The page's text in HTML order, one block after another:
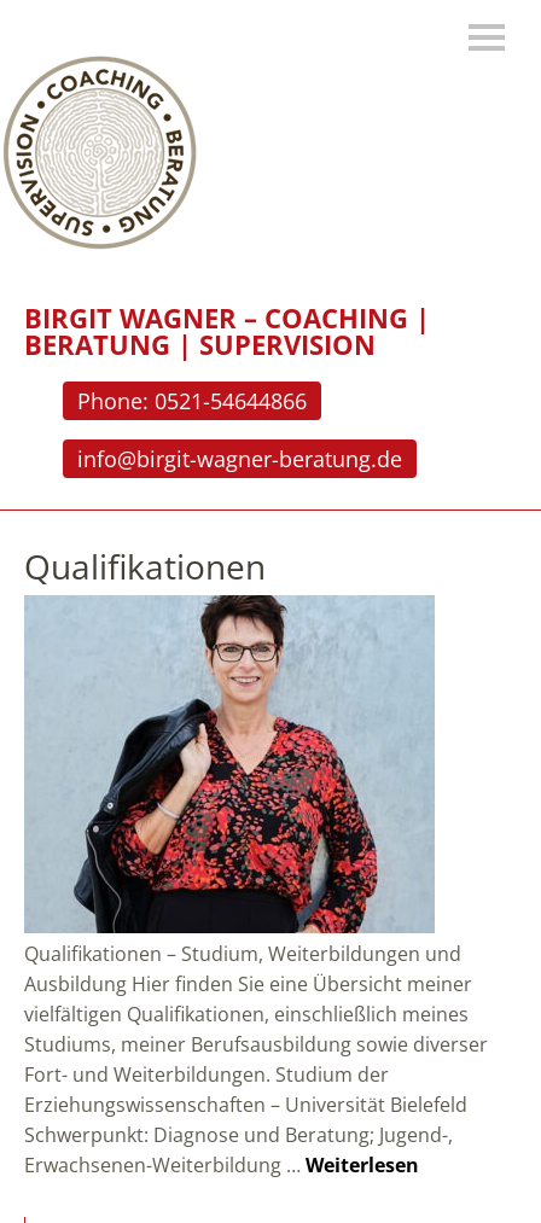
BIRGIT WAGNER – COACHING |
BERATUNG | SUPERVISION
Phone: 0521-54644866
info@birgit-wagner-beratung.de
Qualifikationen
Qualifikationen – Studium, Weiterbildungen und
Ausbildung Hier finden Sie eine Übersicht meiner
vielfältigen Qualifikationen, einschließlich meines
Studiums, meiner Berufsausbildung sowie diverser
Fort- und Weiterbildungen. Studium der
Erziehungswissenschaften – Universität Bielefeld
Schwerpunkt: Diagnose und Beratung; Jugend-,
Erwachsenen-Weiterbildung …Weiterlesen